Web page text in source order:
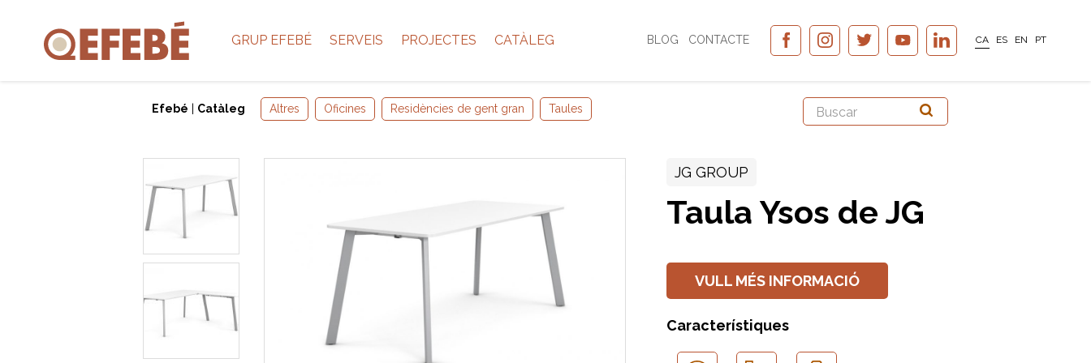
GRUP EFEBÉ SERVEIS PROJECTES CATÀLEG BLOG CONTACTE CA ES EN PT
Efebé Catàleg Altres Oficines Residències de gent gran Taules
JG GROUP
Taula Ysos de JG
VULL MÉS INFORMACIÓ
Característiques